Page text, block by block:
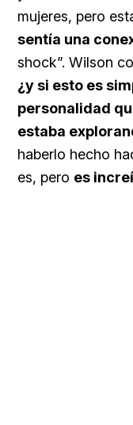
mujeres, pero
sentía una
shock”. Wilson
¿y si esto es
personalidad
estaba
haberlo hecho
es, pero es